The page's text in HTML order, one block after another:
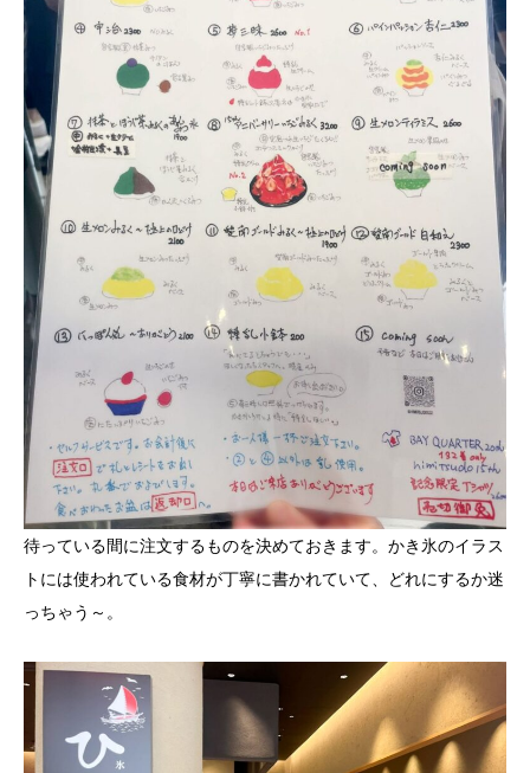
待っている間に注文するものを決めておきます。かき氷のイラス
トには使われている食材が丁寧に書かれていて、どれにするか迷
っちゃう～。